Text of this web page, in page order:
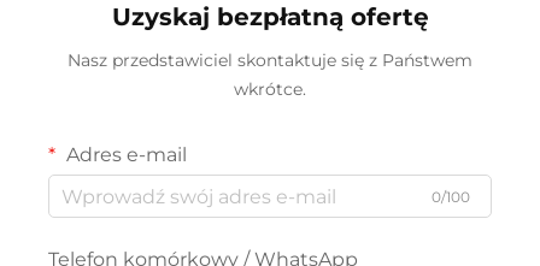
Uzyskaj bezpłatną ofertę
Nasz przedstawiciel skontaktuje się z Państwem
wkrótce.
Adres e-mail
0/100
Telefon komórkowy / WhatsApp